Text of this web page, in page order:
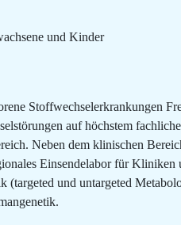
und Kinder
Stoffwechselerkrankungen
auf höchstem
Neben dem klinischen
Einsendelabor für
(targeted und untargeted